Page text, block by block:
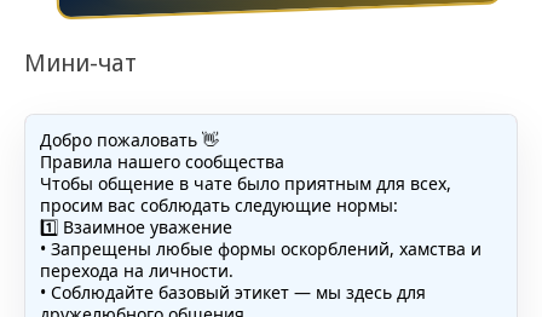
Мини-чат
Добро пожаловать 👋
Правила нашего сообщества
Чтобы общение в чате было приятным для всех,
просим вас соблюдать следующие нормы:
1️⃣ Взаимное уважение
• Запрещены любые формы оскорблений, хамства и
перехода на личности.
• Соблюдайте базовый этикет — мы здесь для